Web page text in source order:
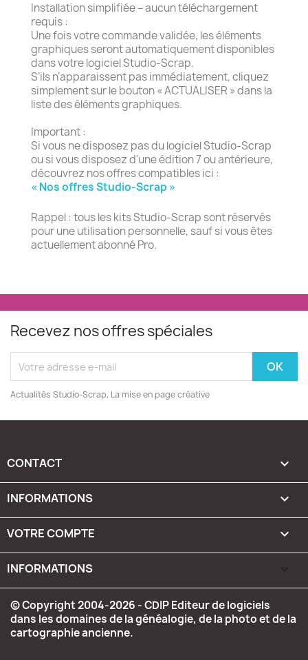
Installation simplifiée – aucun téléchargement
requis :
Une fois votre commande validée, les éléments
graphiques seront automatiquement disponibles
dans votre logiciel Studio-Scrap.
S’ils n’apparaissent pas immédiatement, cliquez
simplement sur le bouton « ACTUALISER » dans la
liste des éléments graphiques.
Important :
Si vous ne disposez pas du logiciel Studio-Scrap
ou si vous disposez d'une édition 7 ou antérieure,
découvrez nos offres compatibles ici :
« Nos offres Studio-Scrap »
Rappel : tous les kits Studio-Scrap sont réservés
pour une utilisation personnelle, sauf si vous êtes
actuellement abonné Pro.
Recevez nos offres spéciales
Actualités Studio-Scrap, La mise en page créative
CONTACT 
INFORMATIONS 
VOTRE COMPTE 
INFORMATIONS
© Copyright 2004-2026 - CDIP Editeur de logiciels
dans les domaines de la généalogie, de la photo et de la
cartographie ancienne.